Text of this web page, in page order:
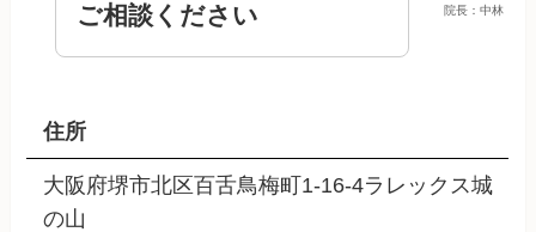
院長：中林
ご相談ください
住所
大阪府堺市北区百舌鳥梅町1-16-4ラレックス城
の山